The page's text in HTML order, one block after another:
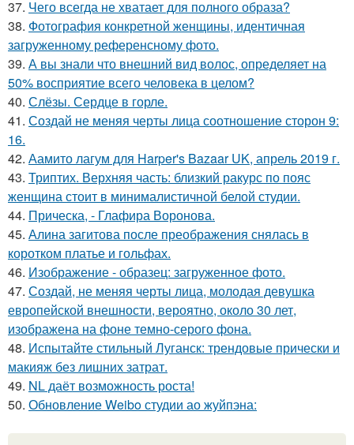
37. Чего всегда не хватает для полного образа?
38. Фотография конкретной женщины, идентичная
загруженному референсному фото.
39. А вы знали что внешний вид волос, определяет на
50% восприятие всего человека в целом?
40. Слёзы. Сердце в горле.
41. Создай не меняя черты лица соотношение сторон 9:
16.
42. Аамито лагум для Harper's Bazaar UK, апрель 2019 г.
43. Триптих. Верхняя часть: близкий ракурс по пояс
женщина стоит в минималистичной белой студии.
44. Прическа, - Глафира Воронова.
45. Алина загитова после преображения снялась в
коротком платье и гольфах.
46. Изображение - образец: загруженное фото.
47. Создай, не меняя черты лица, молодая девушка
европейской внешности, вероятно, около 30 лет,
изображена на фоне темно-серого фона.
48. Испытайте стильный Луганск: трендовые прически и
макияж без лишних затрат.
49. NL даёт возможность роста!
50. Обновление Weibo студии ао жуйпэна: